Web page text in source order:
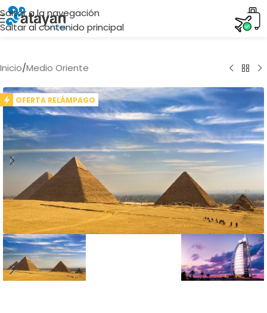
Saltar a la navegación
Saltar al contenido principal
Inicio/Medio Oriente
OFERTA RELÁMPAGO